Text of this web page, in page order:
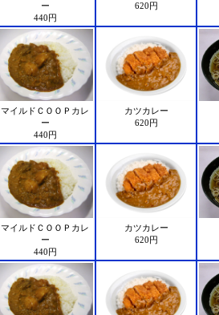
ー
440円
620円
マイルドＣＯＯＰカレ
ー
440円
カツカレー
620円
マイルドＣＯＯＰカレ
ー
440円
カツカレー
620円